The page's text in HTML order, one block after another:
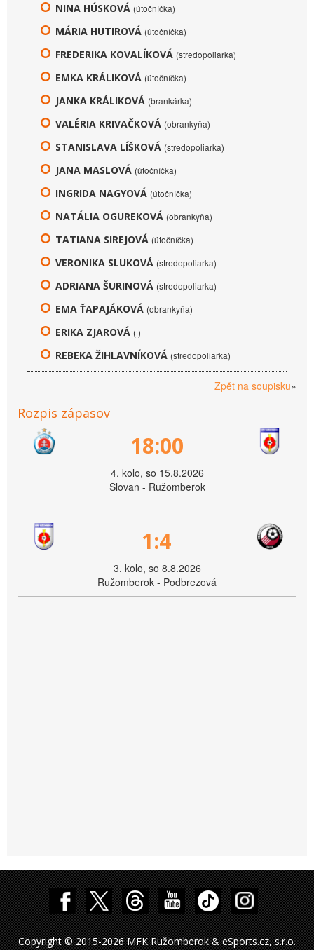
NINA HÚSKOVÁ (útočníčka)
MÁRIA HUTIROVÁ (útočníčka)
FREDERIKA KOVALÍKOVÁ (stredopoliarka)
EMKA KRÁLIKOVÁ (útočníčka)
JANKA KRÁLIKOVÁ (brankárka)
VALÉRIA KRIVAČKOVÁ (obrankyňa)
STANISLAVA LÍŠKOVÁ (stredopoliarka)
JANA MASLOVÁ (útočníčka)
INGRIDA NAGYOVÁ (útočníčka)
NATÁLIA OGUREKOVÁ (obrankyňa)
TATIANA SIREJOVÁ (útočníčka)
VERONIKA SLUKOVÁ (stredopoliarka)
ADRIANA ŠURINOVÁ (stredopoliarka)
EMA ŤAPAJÁKOVÁ (obrankyňa)
ERIKA ZJAROVÁ ( )
REBEKA ŽIHLAVNÍKOVÁ (stredopoliarka)
Zpět na soupisku»
Rozpis zápasov
18:00
4. kolo, so 15.8.2026
Slovan - Ružomberok
1:4
3. kolo, so 8.8.2026
Ružomberok - Podbrezová
Copyright © 2015-2026 MFK Ružomberok & eSports.cz, s.r.o.